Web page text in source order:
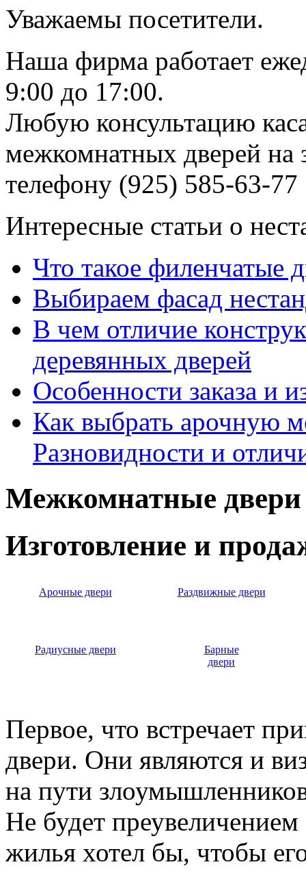
Уважаемы посетители.
Наша фирма работает
9:00 до 17:00.
Любую консультацию
межкомнатных дверей на
телефону (925) 585-63-77
Интересные статьи о
Что такое филенчатые
Выбираем фасад
В чем отличие
деревянных дверей
Особенности заказа и
Как выбрать арочную
Разновидности и
Межкомнатные двери
Изготовление и
Арочные двери Раздвижные двери
Радиусные двери
Барные
двери
Первое, что встречает
двери. Они являются и
на пути
Не будет
жилья хотел бы, чтобы